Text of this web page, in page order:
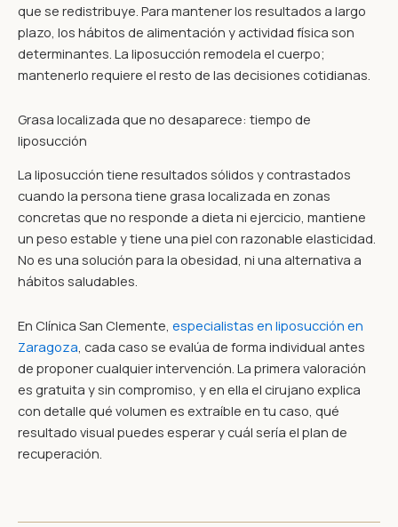
que se redistribuye. Para mantener los resultados a largo
plazo, los hábitos de alimentación y actividad física son
determinantes. La liposucción remodela el cuerpo;
mantenerlo requiere el resto de las decisiones cotidianas.
Grasa localizada que no desaparece: tiempo de
liposucción
La liposucción tiene resultados sólidos y contrastados
cuando la persona tiene grasa localizada en zonas
concretas que no responde a dieta ni ejercicio, mantiene
un peso estable y tiene una piel con razonable elasticidad.
No es una solución para la obesidad, ni una alternativa a
hábitos saludables.
En Clínica San Clemente, especialistas en liposucción en
Zaragoza , cada caso se evalúa de forma individual antes
de proponer cualquier intervención. La primera valoración
es gratuita y sin compromiso, y en ella el cirujano explica
con detalle qué volumen es extraíble en tu caso, qué
resultado visual puedes esperar y cuál sería el plan de
recuperación.